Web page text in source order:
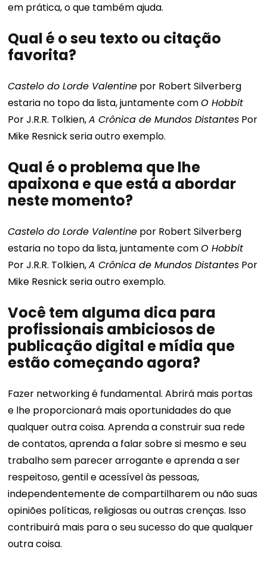
em prática, o que também ajuda.
Qual é o seu texto ou citação
favorita?
Castelo do Lorde Valentine por Robert Silverberg
estaria no topo da lista, juntamente comO Hobbit
Por J.R.R. Tolkien,A Crônica de Mundos Distantes Por
Mike Resnick seria outro exemplo.
Qual é o problema que lhe
apaixona e que está a abordar
neste momento?
Castelo do Lorde Valentine por Robert Silverberg
estaria no topo da lista, juntamente comO Hobbit
Por J.R.R. Tolkien,A Crônica de Mundos Distantes Por
Mike Resnick seria outro exemplo.
Você tem alguma dica para
profissionais ambiciosos de
publicação digital e mídia que
estão começando agora?
Fazer networking é fundamental. Abrirá mais portas
e lhe proporcionará mais oportunidades do que
qualquer outra coisa. Aprenda a construir sua rede
de contatos, aprenda a falar sobre si mesmo e seu
trabalho sem parecer arrogante e aprenda a ser
respeitoso, gentil e acessível às pessoas,
independentemente de compartilharem ou não suas
opiniões políticas, religiosas ou outras crenças. Isso
contribuirá mais para o seu sucesso do que qualquer
outra coisa.